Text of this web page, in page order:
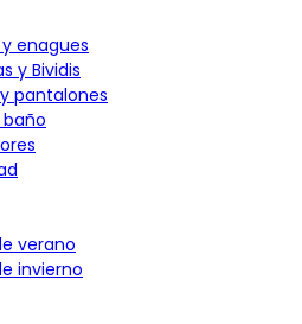
enagues
y Bividis
pantalones
baño
verano
invierno